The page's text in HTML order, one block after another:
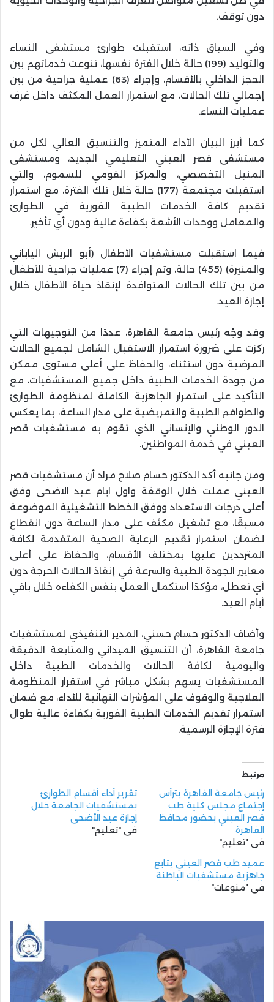
دون توقف.
وفي السياق ذاته، استقبلت طوارئ مستشفى النساء
والتوليد (199) حالة خلال الفترة نفسها، تنوعت خدماتهم بين
الحجز الداخلي بالأقسام، وإجراء (63) عملية جراحية من بين
إجمالي تلك الحالات، مع استمرار العمل المكثف داخل غرف
عمليات النساء.
كما أبرز البيان الأداء المتميز والتنسيق العالي لكل من
مستشفى قصر العيني التعليمي الجديد، ومستشفى
المنيل التخصصي، والمركز القومي للسموم، والتي
استقبلت مجتمعة (177) حالة خلال تلك الفترة، مع استمرار
تقديم كافة الخدمات الطبية الفورية في الطوارئ
والمعامل ووحدات الأشعة بكفاءة عالية ودون أي تأخير.
فيما استقبلت مستشفيات الأطفال (أبو الريش الياباني
والمنيرة) (455) حالة، وتم إجراء (7) عمليات جراحية للأطفال
من بين تلك الحالات المتوافدة لإنقاذ حياة الأطفال خلال
إجازة العيد.
وقد وجّه رئيس جامعة القاهرة، عددًا من التوجيهات التي
ركزت على ضرورة استمرار الاستقبال الشامل لجميع الحالات
المرضية دون استثناء، والحفاظ على أعلى مستوى ممكن
من جودة الخدمات الطبية داخل جميع المستشفيات، مع
التأكيد على استمرار الجاهزية الكاملة لمنظومة الطوارئ
والطواقم الطبية والتمريضية على مدار الساعة، بما يعكس
الدور الوطني والإنساني الذي تقوم به مستشفيات قصر
العيني في خدمة المواطنين.
ومن جانبه أكد الدكتور حسام صلاح مراد أن مستشفيات قصر
العيني عملت خلال الوقفة واول ايام عيد الاضحى وفق
أعلى درجات الاستعداد ووفق الخطط التشغيلية الموضوعة
مسبقًا، مع تشغيل مكثف على مدار الساعة دون انقطاع
لضمان استمرار تقديم الرعاية الصحية المتقدمة لكافة
المترددين عليها بمختلف الأقسام، والحفاظ على أعلى
معايير الجودة الطبية والسرعة في إنقاذ الحالات الحرجة دون
أي تعطل، مؤكدًا استكمال العمل بنفس الكفاءه خلال باقي
أيام العيد.
وأضاف الدكتور حسام حسني، المدير التنفيذي لمستشفيات
جامعة القاهرة، أن التنسيق الميداني والمتابعة الدقيقة
واليومية لكافة الحالات والخدمات الطبية داخل
المستشفيات يسهم بشكل مباشر في استقرار المنظومة
العلاجية والوقوف على المؤشرات النهائية للأداء، مع ضمان
استمرار تقديم الخدمات الطبية الفورية بكفاءة عالية طوال
فترة الإجازة الرسمية.
مرتبط
رئيس جامعة القاهرة يترأس
إجتماع مجلس كلية طب
قصر العيني بحضور محافظ
القاهرة
في "تعليم"
تقرير أداء أقسام الطوارئ
بمستشفيات الجامعة خلال
إجازة عيد الأضحى
في "تعليم"
عميد طب قصر العيني يتابع
جاهزية مستشفيات الباطنة
في "منوعات"